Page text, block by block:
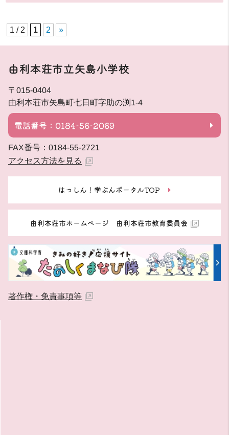
1 / 2 1 2 »
由利本荘市立矢島小学校
〒015-0404
由利本荘市矢島町七日町字助の渕1-4
電話番号：0184-56-2069
FAX番号：0184-55-2721
アクセス方法を見る
はっしん！学ぶんポータルTOP
由利本荘市ホームページ 由利本荘市教育委員会
著作権・免責事項等